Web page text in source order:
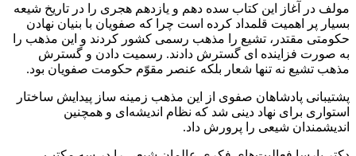
مولف در آغاز این کتاب سده دهم و یازدهم هجری را در تاریخ شیعه
بسیار پر اهمیت قلمداد کرده است چرا که صفویان با بنیان نهادن
حکومتی مقتدر، تشیع را مذهب رسمی کشور کردند و این مذهب را
به صورت فزاینده ای گسترش دادند. رسمیت دادن و گسترش
مذهب تشیع نه تنها شعار بلکه عنصر مقوّم حکومت صفویان بود.
پشتیبانی پادشاهان صفوی از این مذهب زمینه ساز پیدایش ساختار
استواری برای نهاد دینی شد که نظام اندیشه‌ای و همچنین
اندیشمندان شیعی را پرورش داد.